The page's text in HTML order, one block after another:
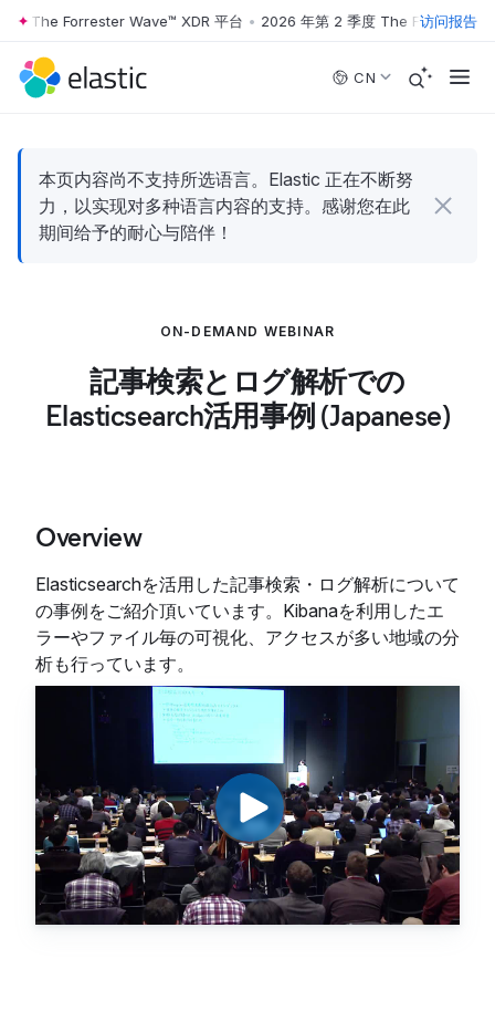
Skip to main content
The Forrester Wave™ XDR 平台 • 2026 年第 2 季度 The Forrester
访问报告
CN
本页内容尚不支持所选语言。Elastic 正在不断努
力，以实现对多种语言内容的支持。感谢您在此
期间给予的耐心与陪伴！
ON-DEMAND WEBINAR
記事検索とログ解析での
Elasticsearch活用事例 (Japanese)
Overview
Elasticsearchを活用した記事検索・ログ解析について
の事例をご紹介頂いています。Kibanaを利用したエ
ラーやファイル毎の可視化、アクセスが多い地域の分
析も行っています。